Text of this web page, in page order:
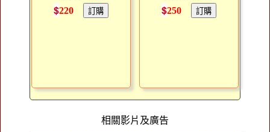
$220 $250
相關影片及廣告